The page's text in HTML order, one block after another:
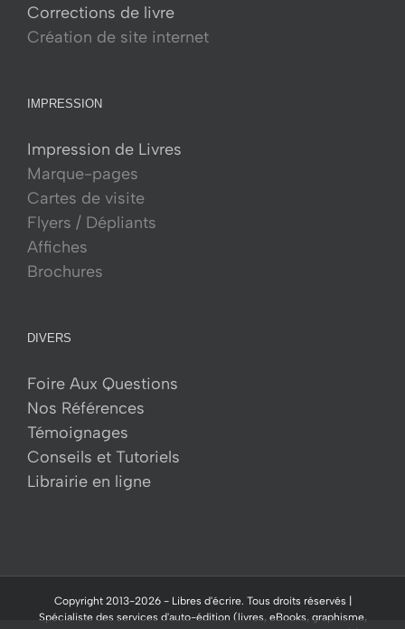
Corrections de livre
Création de site internet
IMPRESSION
Impression de Livres
Marque-pages
Cartes de visite
Flyers / Dépliants
Affiches
Brochures
DIVERS
Foire Aux Questions
Nos Références
Témoignages
Conseils et Tutoriels
Librairie en ligne
Copyright 2013-2026 - Libres d'écrire. Tous droits réservés |
Spécialiste des services d'auto-édition (livres, eBooks, graphisme,